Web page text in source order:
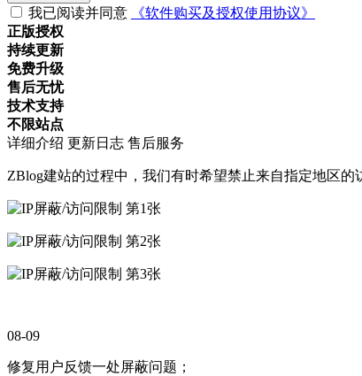
我已阅读并同意
《软件购买及授权使用协议》
正版授权
持续更新
免费升级
售后无忧
技术支持
不限站点
详细介绍 更新日志 售后服务
ZBlog建站的过程中，我们有时希望禁止来自指定地区
08-09
修复用户反馈一处屏蔽问题；